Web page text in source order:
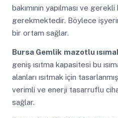
bakımının yapılması ve
gerekmektedir. Böylece
bir ortam sağlar.
Bursa Gemlik mazotlu
geniş ısıtma kapasitesi bu
alanları ısıtmak için
verimli ve enerji tasarruflu
sağlar.